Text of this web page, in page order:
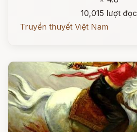
10,015 lượt đọc
Truyền thuyết Việt Nam